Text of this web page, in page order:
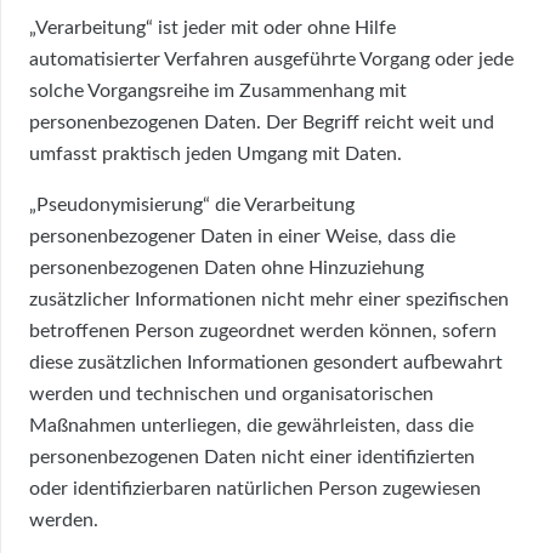
„Verarbeitung“ ist jeder mit oder ohne Hilfe
automatisierter Verfahren ausgeführte Vorgang oder jede
solche Vorgangsreihe im Zusammenhang mit
personenbezogenen Daten. Der Begriff reicht weit und
umfasst praktisch jeden Umgang mit Daten.
„Pseudonymisierung“ die Verarbeitung
personenbezogener Daten in einer Weise, dass die
personenbezogenen Daten ohne Hinzuziehung
zusätzlicher Informationen nicht mehr einer spezifischen
betroffenen Person zugeordnet werden können, sofern
diese zusätzlichen Informationen gesondert aufbewahrt
werden und technischen und organisatorischen
Maßnahmen unterliegen, die gewährleisten, dass die
personenbezogenen Daten nicht einer identifizierten
oder identifizierbaren natürlichen Person zugewiesen
werden.